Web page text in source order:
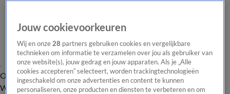
Overzicht Onze programma's Uitzendingen Onze gezichten
In de
WandelgangenInterviewsUitzending
Jouw cookievoorkeuren
Wij en onze28 partners gebruiken cookies en vergelijkbare
technieken om informatie te verzamelen over jou als gebruiker van
onze website(s), jouw gedrag en jouw apparaten. Als je „Alle
cookies accepteren” selecteert, worden trackingtechnologieën
ingeschakeld om onze advertenties en content te kunnen
personaliseren, onze producten en diensten te verbeteren en om